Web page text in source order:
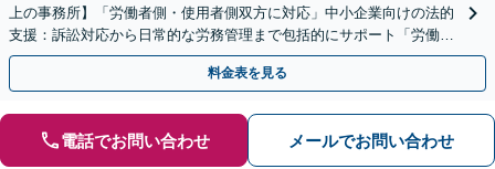
上の事務所】「労働者側・使用者側双方に対応」中小企業向けの法的
支援：訴訟対応から日常的な労務管理まで包括的にサポート「労働者
側：残業代請求や退職など対応」【休日・夜間相談可】
料金表を見る
電話でお問い合わせ メールでお問い合わせ